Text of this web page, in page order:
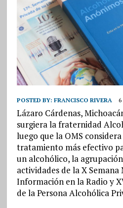
POSTED BY: FRANCISCO RIVERA 6
Lázaro Cárdenas,
surgiera la fraternidad
luego que la OMS
tratamiento más efectivo
un alcohólico, la
actividades de la X Semana
Información en la Radio y
de la Persona Alcohólica